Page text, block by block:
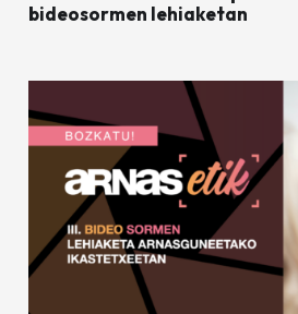
bideosormen lehiaketan